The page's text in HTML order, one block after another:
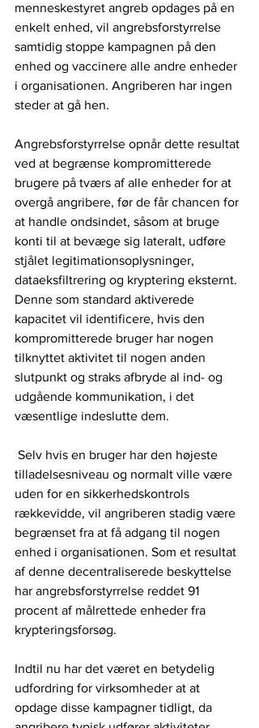
menneskestyret angreb opdages på en
enkelt enhed, vil angrebsforstyrrelse
samtidig stoppe kampagnen på den
enhed og vaccinere alle andre enheder
i organisationen. Angriberen har ingen
steder at gå hen.
Angrebsforstyrrelse opnår dette resultat
ved at begrænse kompromitterede
brugere på tværs af alle enheder for at
overgå angribere, før de får chancen for
at handle ondsindet, såsom at bruge
konti til at bevæge sig lateralt, udføre
stjålet legitimationsoplysninger,
dataeksfiltrering og kryptering eksternt.
Denne som standard aktiverede
kapacitet vil identificere, hvis den
kompromitterede bruger har nogen
tilknyttet aktivitet til nogen anden
slutpunkt og straks afbryde al ind- og
udgående kommunikation, i det
væsentlige indeslutte dem.
tilladelsesniveau og normalt ville være
uden for en sikkerhedskontrols
rækkevidde, vil angriberen stadig være
begrænset fra at få adgang til nogen
enhed i organisationen. Som et resultat
af denne decentraliserede beskyttelse
har angrebsforstyrrelse reddet 91
procent af målrettede enheder fra
krypteringsforsøg.
Indtil nu har det været en betydelig
udfordring for virksomheder at at
opdage disse kampagner tidligt, da